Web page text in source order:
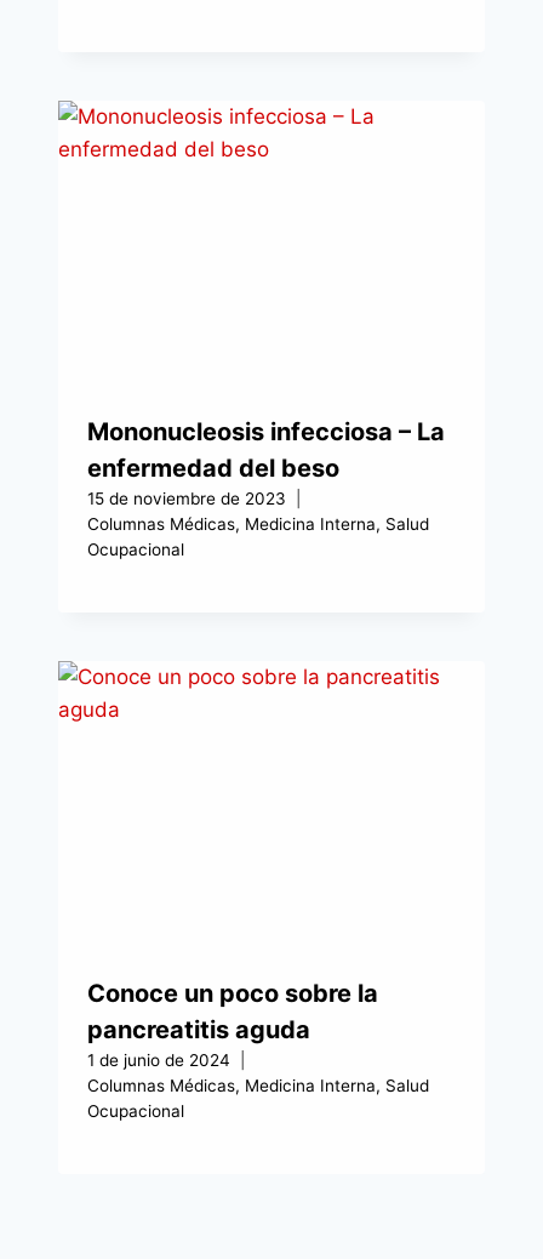
Mononucleosis infecciosa – La
enfermedad del beso
15 de noviembre de 2023
Columnas Médicas, Medicina Interna, Salud
Ocupacional
Conoce un poco sobre la
pancreatitis aguda
1 de junio de 2024
Columnas Médicas, Medicina Interna, Salud
Ocupacional